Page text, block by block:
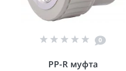
0
PP-R муфта